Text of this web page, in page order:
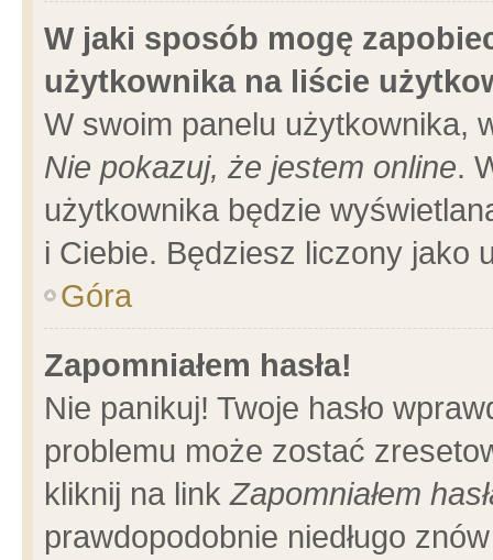
W jaki sposób mogę
użytkownika na liście
W swoim panelu użytkownika,
Nie pokazuj, że jestem online.
użytkownika będzie
i Ciebie. Będziesz liczony jako
Góra
Zapomniałem hasła!
Nie panikuj! Twoje hasło
problemu może zostać
kliknij na linkZapomniałem
prawdopodobnie niedługo